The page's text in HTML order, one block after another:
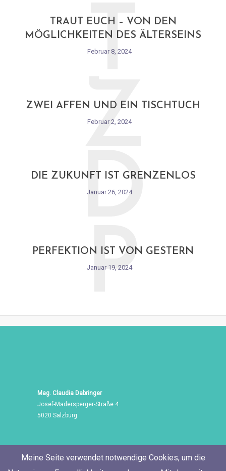
TRAUT EUCH – VON DEN
MÖGLICHKEITEN DES ÄLTERSEINS
Februar 8, 2024
T
ZWEI AFFEN UND EIN TISCHTUCH
Februar 2, 2024
Z
DIE ZUKUNFT IST GRENZENLOS
Januar 26, 2024
D
PERFEKTION IST VON GESTERN
Januar 19, 2024
P
Mag. Claudia Dabringer
Josef-Madersperger-Straße 4
5020 Salzburg
Meine Seite verwendet notwendige Cookies, um die